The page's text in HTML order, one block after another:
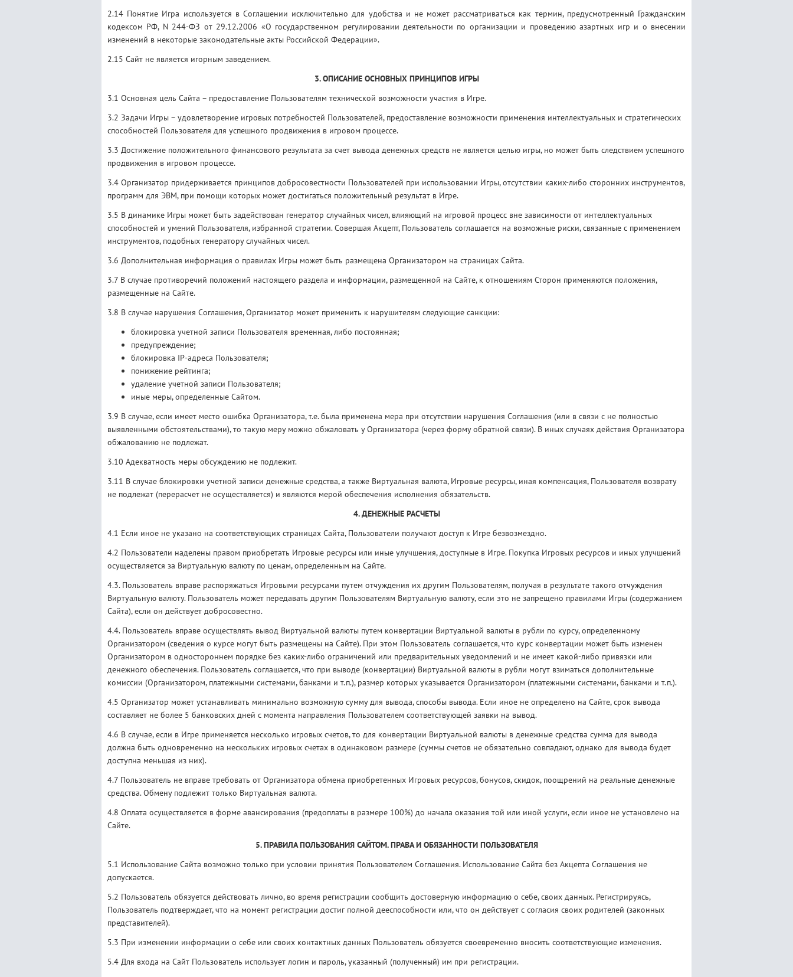
2.14 Понятие Игра используется в Соглашении исключительно для удобства и не может рассматриваться как термин, предусмотренный Гражданским
кодексом РФ, N 244-ФЗ от 29.12.2006 «О государственном регулировании деятельности по организации и проведению азартных игр и о внесении
изменений в некоторые законодательные акты Российской Федерации».
2.15 Сайт не является игорным заведением.
3. ОПИСАНИЕ ОСНОВНЫХ ПРИНЦИПОВ ИГРЫ
3.1 Основная цель Сайта – предоставление Пользователям технической возможности участия в Игре.
3.2 Задачи Игры – удовлетворение игровых потребностей Пользователей, предоставление возможности применения интеллектуальных и стратегических
способностей Пользователя для успешного продвижения в игровом процессе.
3.3 Достижение положительного финансового результата за счет вывода денежных средств не является целью игры, но может быть следствием успешного
продвижения в игровом процессе.
3.4 Организатор придерживается принципов добросовестности Пользователей при использовании Игры, отсутствии каких-либо сторонних инструментов,
программ для ЭВМ, при помощи которых может достигаться положительный результат в Игре.
3.5 В динамике Игры может быть задействован генератор случайных чисел, влияющий на игровой процесс вне зависимости от интеллектуальных
способностей и умений Пользователя, избранной стратегии. Совершая Акцепт, Пользователь соглашается на возможные риски, связанные с применением
инструментов, подобных генератору случайных чисел.
3.6 Дополнительная информация о правилах Игры может быть размещена Организатором на страницах Сайта.
3.7 В случае противоречий положений настоящего раздела и информации, размещенной на Сайте, к отношениям Сторон применяются положения,
размещенные на Сайте.
3.8 В случае нарушения Соглашения, Организатор может применить к нарушителям следующие санкции:
блокировка учетной записи Пользователя временная, либо постоянная;
предупреждение;
блокировка IP-адреса Пользователя;
понижение рейтинга;
удаление учетной записи Пользователя;
иные меры, определенные Сайтом.
3.9 В случае, если имеет место ошибка Организатора, т.е. была применена мера при отсутствии нарушения Соглашения (или в связи с не полностью
выявленными обстоятельствами), то такую меру можно обжаловать у Организатора (через форму обратной связи). В иных случаях действия Организатора
обжалованию не подлежат.
3.10 Адекватность меры обсуждению не подлежит.
3.11 В случае блокировки учетной записи денежные средства, а также Виртуальная валюта, Игровые ресурсы, иная компенсация, Пользователя возврату
не подлежат (перерасчет не осуществляется) и являются мерой обеспечения исполнения обязательств.
4. ДЕНЕЖНЫЕ РАСЧЕТЫ
4.1 Если иное не указано на соответствующих страницах Сайта, Пользователи получают доступ к Игре безвозмездно.
4.2 Пользователи наделены правом приобретать Игровые ресурсы или иные улучшения, доступные в Игре. Покупка Игровых ресурсов и иных улучшений
осуществляется за Виртуальную валюту по ценам, определенным на Сайте.
4.3. Пользователь вправе распоряжаться Игровыми ресурсами путем отчуждения их другим Пользователям, получая в результате такого отчуждения
Виртуальную валюту. Пользователь может передавать другим Пользователям Виртуальную валюту, если это не запрещено правилами Игры (содержанием
Сайта), если он действует добросовестно.
4.4. Пользователь вправе осуществлять вывод Виртуальной валюты путем конвертации Виртуальной валюты в рубли по курсу, определенному
Организатором (сведения о курсе могут быть размещены на Сайте). При этом Пользователь соглашается, что курс конвертации может быть изменен
Организатором в одностороннем порядке без каких-либо ограничений или предварительных уведомлений и не имеет какой-либо привязки или
денежного обеспечения. Пользователь соглашается, что при выводе (конвертации) Виртуальной валюты в рубли могут взиматься дополнительные
комиссии (Организатором, платежными системами, банками и т.п.), размер которых указывается Организатором (платежными системами, банками и т.п.).
4.5 Организатор может устанавливать минимально возможную сумму для вывода, способы вывода. Если иное не определено на Сайте, срок вывода
составляет не более 5 банковских дней с момента направления Пользователем соответствующей заявки на вывод.
4.6 В случае, если в Игре применяется несколько игровых счетов, то для конвертации Виртуальной валюты в денежные средства сумма для вывода
должна быть одновременно на нескольких игровых счетах в одинаковом размере (суммы счетов не обязательно совпадают, однако для вывода будет
доступна меньшая из них).
4.7 Пользователь не вправе требовать от Организатора обмена приобретенных Игровых ресурсов, бонусов, скидок, поощрений на реальные денежные
средства. Обмену подлежит только Виртуальная валюта.
4.8 Оплата осуществляется в форме авансирования (предоплаты в размере 100%) до начала оказания той или иной услуги, если иное не установлено на
Сайте.
5. ПРАВИЛА ПОЛЬЗОВАНИЯ САЙТОМ. ПРАВА И ОБЯЗАННОСТИ ПОЛЬЗОВАТЕЛЯ
5.1 Использование Сайта возможно только при условии принятия Пользователем Соглашения. Использование Сайта без Акцепта Соглашения не
допускается.
5.2 Пользователь обязуется действовать лично, во время регистрации сообщить достоверную информацию о себе, своих данных. Регистрируясь,
Пользователь подтверждает, что на момент регистрации достиг полной дееспособности или, что он действует с согласия своих родителей (законных
представителей).
5.3 При изменении информации о себе или своих контактных данных Пользователь обязуется своевременно вносить соответствующие изменения.
5.4 Для входа на Сайт Пользователь использует логин и пароль, указанный (полученный) им при регистрации.